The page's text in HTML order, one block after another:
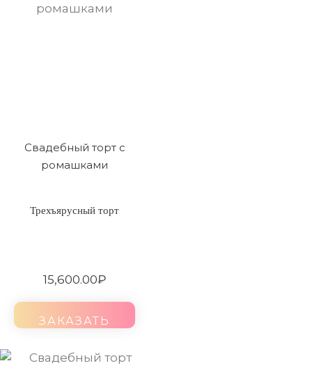
Свадебный торт с
ромашками
Трехъярусный торт
15,600.00₽
ЗАКАЗАТЬ